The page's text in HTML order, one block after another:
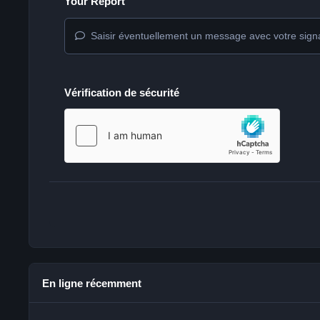
Saisir éventuellement un message avec votre
Vérification de sécurité
En ligne récemment